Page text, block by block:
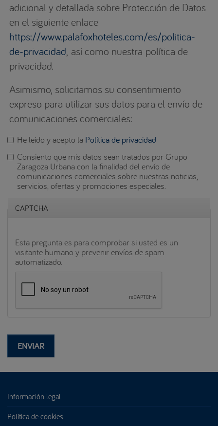
adicional y detallada sobre Protección de Datos
en el siguiente enlace
https://www.palafoxhoteles.com/es/politica-
de-privacidad, así como nuestra política de
privacidad.
Asimismo, solicitamos su consentimiento
expreso para utilizar sus datos para el envío de
comunicaciones comerciales:
He leído y acepto la Política de privacidad
Aceptación de condiciones
*
Consiento que mis datos sean tratados por Grupo
Zaragoza Urbana con la finalidad del envío de
comunicaciones comerciales sobre nuestras noticias,
servicios, ofertas y promociones especiales.
CAPTCHA
Esta pregunta es para comprobar si usted es un
visitante humano y prevenir envíos de spam
automatizado.
ENVIAR
Información legal
Política de cookies